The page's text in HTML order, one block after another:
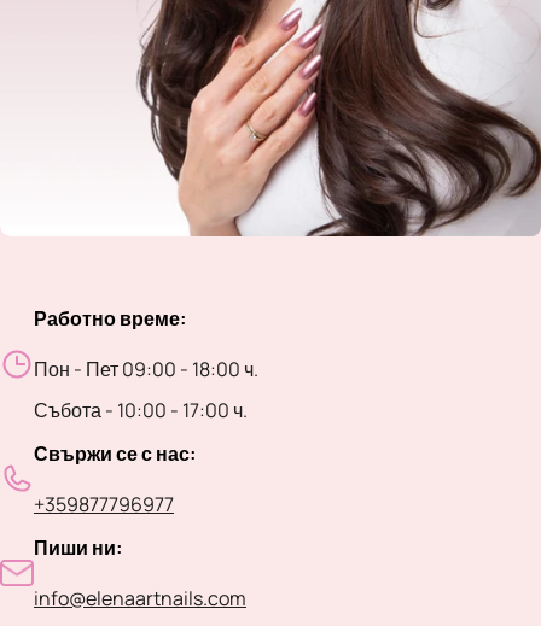
Работно време:
Пон - Пет 09:00 - 18:00 ч.
Събота - 10:00 - 17:00 ч.
Свържи се с нас:
+359877796977
Пиши ни:
info@elenaartnails.com